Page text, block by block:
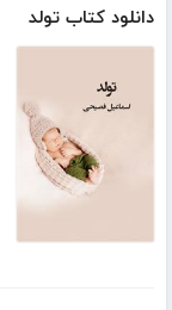
دانلود کتاب تولد